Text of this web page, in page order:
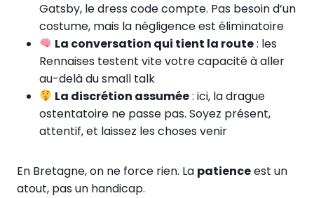
Gatsby, le dress code compte. Pas besoin d’un
costume, mais la négligence est éliminatoire
La conversation qui tient la route: les
Rennaises testent vite votre capacité à aller
au-delà du small talk
La discrétion assumée: ici, la drague
ostentatoire ne passe pas. Soyez présent,
attentif, et laissez les choses venir
En Bretagne, on ne force rien. La patienceest un
atout, pas un handicap.